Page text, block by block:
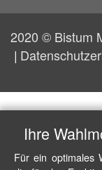
2020 © Bistum
Ihre
Für ein optimales